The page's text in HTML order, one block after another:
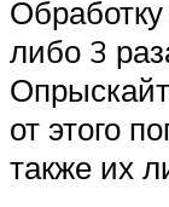
либо 3
от этого
также их